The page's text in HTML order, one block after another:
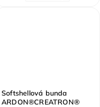
Softshellová bunda
ARDON®CREATRON®